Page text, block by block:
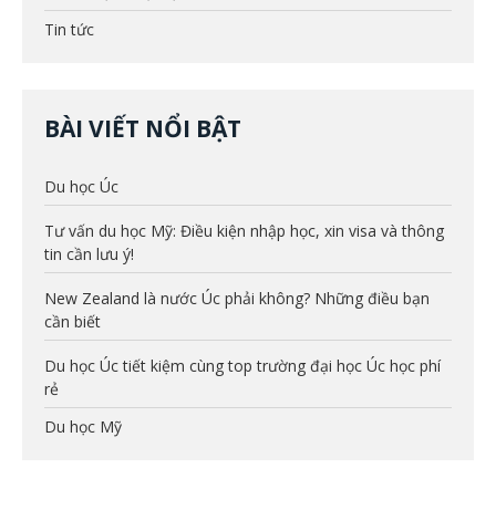
Tin tức
BÀI VIẾT NỔI BẬT
Du học Úc
Tư vấn du học Mỹ: Điều kiện nhập học, xin visa và thông
tin cần lưu ý!
New Zealand là nước Úc phải không? Những điều bạn
cần biết
Du học Úc tiết kiệm cùng top trường đại học Úc học phí
rẻ
Du học Mỹ